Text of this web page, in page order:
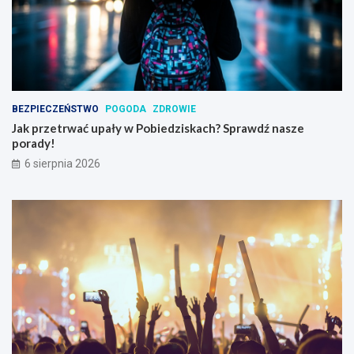
BEZPIECZEŃSTWO POGODA ZDROWIE
Jak przetrwać upały w Pobiedziskach? Sprawdź nasze
porady!
6 sierpnia 2026